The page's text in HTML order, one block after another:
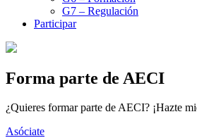
G7 – Regulación
Participar
Forma parte de AECI
¿Quieres formar parte de AECI? ¡Hazte
Asóciate